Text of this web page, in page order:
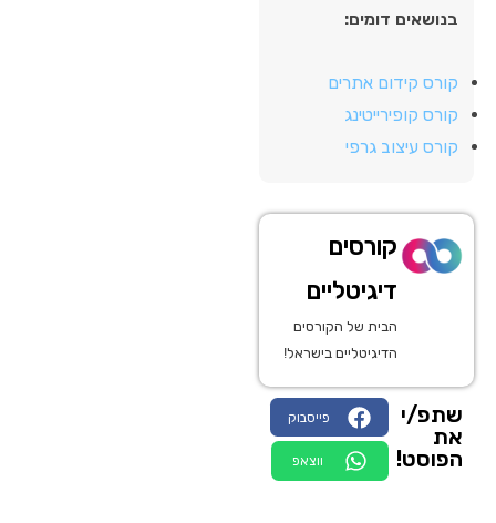
בנושאים דומים:
קורס קידום אתרים
קורס קופירייטינג
קורס עיצוב גרפי
קורסים
דיגיטליים
הבית של הקורסים
הדיגיטליים בישראל!
שתפ/י
את
הפוסט!
פייסבוק
ווצאפ